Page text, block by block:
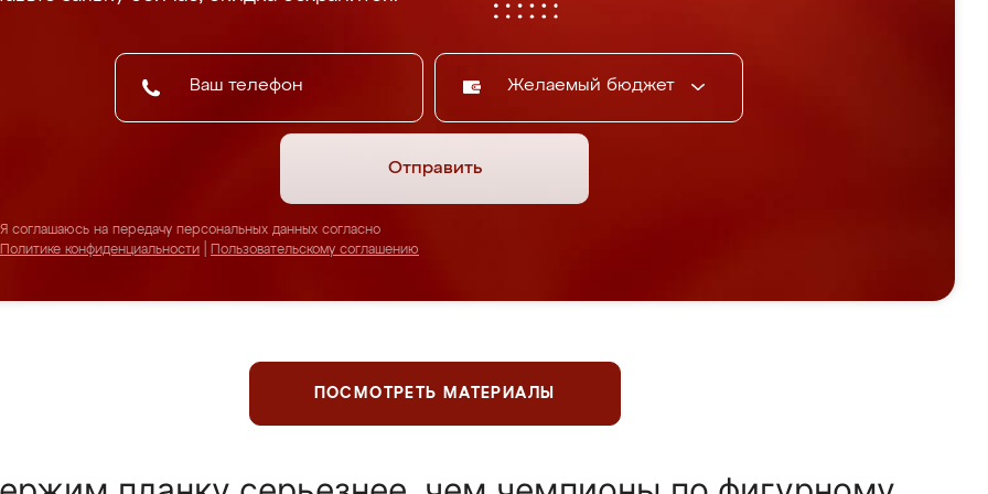
Желаемый бюджет
Отправить
Я соглашаюсь на передачу персональных данных согласно
Политике конфиденциальности
Пользовательскому соглашению
ПОСМОТРЕТЬ МАТЕРИАЛЫ